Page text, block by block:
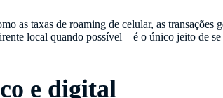
as taxas de roaming de celular, as transações
local quando possível – é o único jeito de
e digital